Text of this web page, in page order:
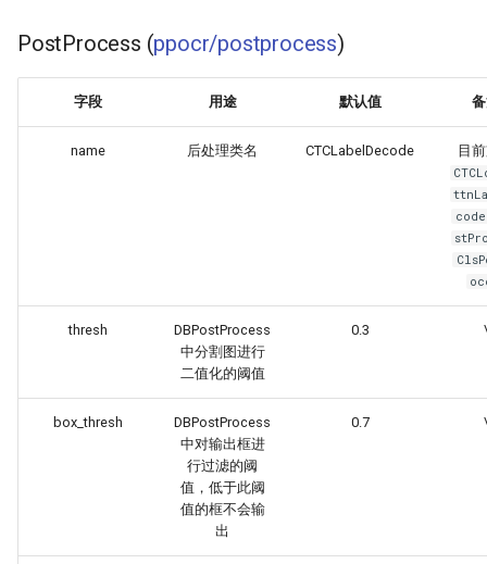
PostProcess (ppocr/postprocess)
字段 用途 默认值
name 后处理类名 CTCLabelDecode 目
code
thresh
DBPostProcess
中分割图进行
二值化的阈值
0.3
box_thresh
DBPostProcess
中对输出框进
行过滤的阈
值，低于此阈
值的框不会输
出
0.7